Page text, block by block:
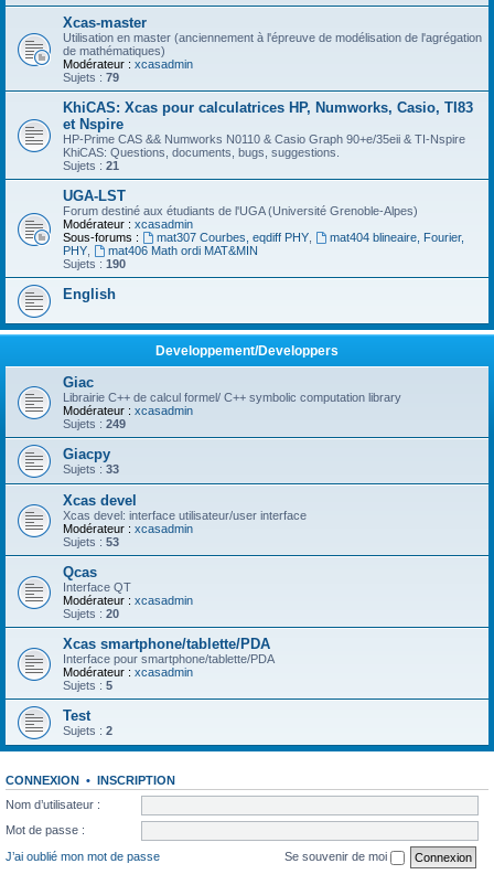
Xcas-master
Utilisation en master (anciennement à l'épreuve de modélisation de l'agrégation
de mathématiques)
Modérateur : xcasadmin
Sujets : 79
KhiCAS: Xcas pour calculatrices HP, Numworks, Casio, TI83
et Nspire
HP-Prime CAS && Numworks N0110 & Casio Graph 90+e/35eii & TI-Nspire
KhiCAS: Questions, documents, bugs, suggestions.
Sujets : 21
UGA-LST
Forum destiné aux étudiants de l'UGA (Université Grenoble-Alpes)
Modérateur : xcasadmin
Sous-forums :
mat307 Courbes, eqdiff PHY,
mat404 blineaire, Fourier,
PHY
mat406 Math ordi MAT&MIN
Sujets : 190
English
Developpement/Developpers
Giac
Librairie C++ de calcul formel/ C++ symbolic computation library
Modérateur : xcasadmin
Sujets : 249
Giacpy
Sujets : 33
Xcas devel
Xcas devel: interface utilisateur/user interface
Modérateur : xcasadmin
Sujets : 53
Qcas
Interface QT
Modérateur : xcasadmin
Sujets : 20
Xcas smartphone/tablette/PDA
Interface pour smartphone/tablette/PDA
Modérateur : xcasadmin
Sujets : 5
Test
Sujets : 2
CONNEXION • INSCRIPTION
Nom d’utilisateur :
Mot de passe :
J’ai oublié mon mot de passe
Se souvenir de moi